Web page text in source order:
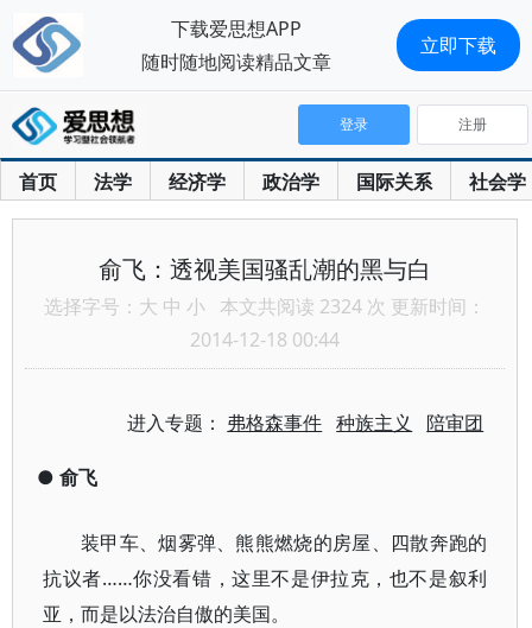
首页 法学 经济学 政治学 国际关系 社会学
登录 注册
俞飞：透视美国骚乱潮的黑与白
选择字号： 大 中 小 本文共阅读 2324 次 更新时间：
2014-12-18 00:44
进入专题： 弗格森事件 种族主义 陪审团
● 俞飞
装甲车、烟雾弹、熊熊燃烧的房屋、四散奔跑的
抗议者……你没看错，这里不是伊拉克，也不是叙利
亚，而是以法治自傲的美国。
下载爱思想APP
随时随地阅读精品文章
立即下载